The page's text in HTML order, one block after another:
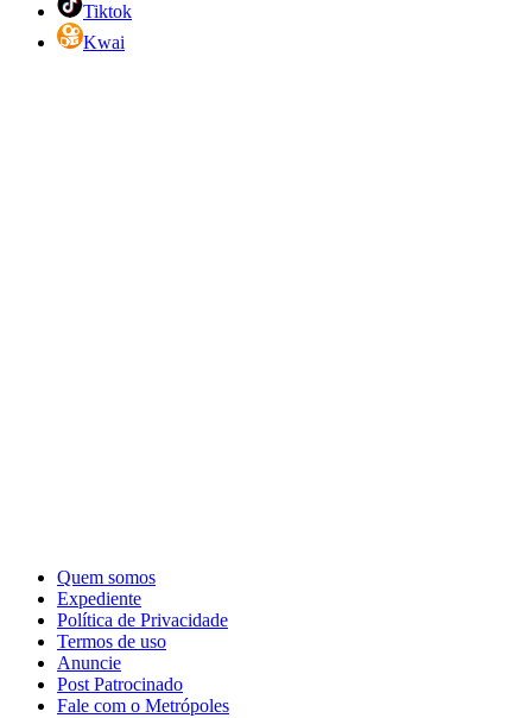
Tiktok
Kwai
Quem somos
Expediente
Política de Privacidade
Termos de uso
Anuncie
Post Patrocinado
Fale com o Metrópoles